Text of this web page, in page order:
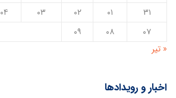
۳۱
۰۱ ۰۲ ۰۳ ۰۴
۰۷
۰۸
۰۹
« تیر
اخبار و رویدادها